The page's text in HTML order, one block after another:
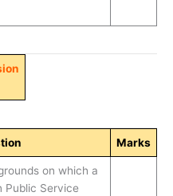
Marks
on which a
Public Service